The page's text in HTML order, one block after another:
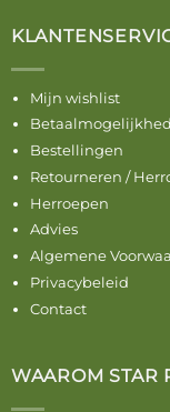
Mijn wishlist
Bestellingen
Retourneren /
Herroepen
Advies
Algemene
Privacybeleid
Contact
WAAROM STAR